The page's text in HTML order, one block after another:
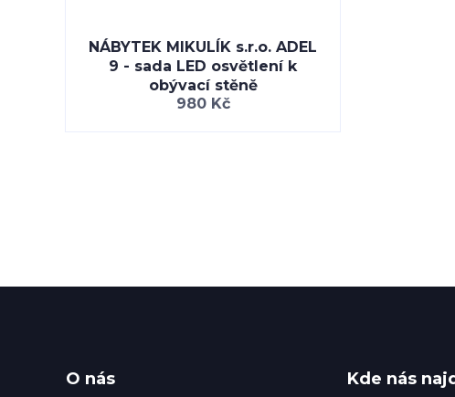
NÁBYTEK MIKULÍK s.r.o. ADEL
9 - sada LED osvětlení k
obývací stěně
980 Kč
O nás Kde nás